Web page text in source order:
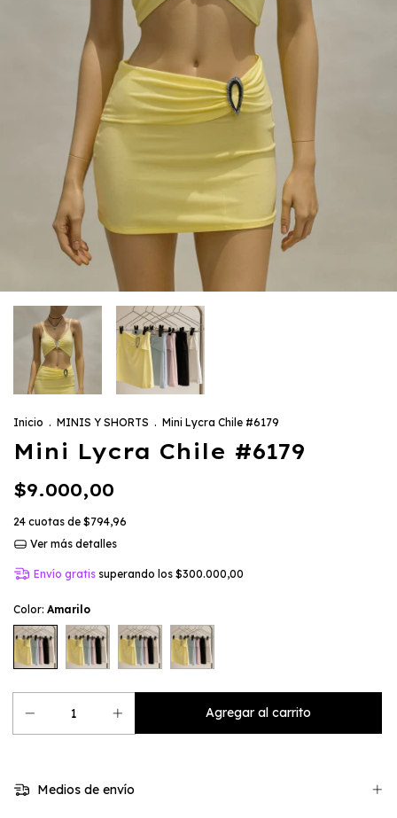
Inicio . MINIS Y SHORTS . Mini Lycra Chile #6179
Mini Lycra Chile #6179
$9.000,00
24 cuotas de $794,96
Ver más detalles
Envío gratis superando los $300.000,00
Color: Amarilo
Medios de envío